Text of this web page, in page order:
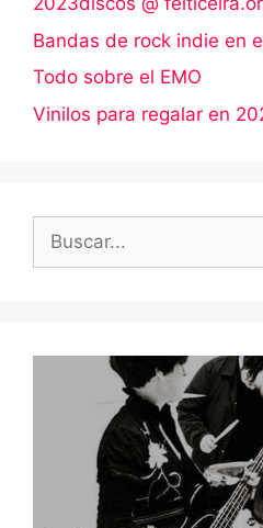
Bandas de rock indie en
Todo sobre el EMO
Vinilos para regalar en